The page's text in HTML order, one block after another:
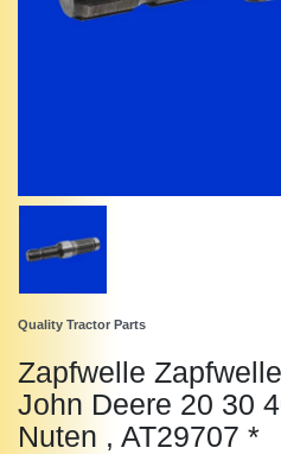
Quality Tractor Parts
Zapfwelle
John Deere 20 30
Nuten , AT29707 *